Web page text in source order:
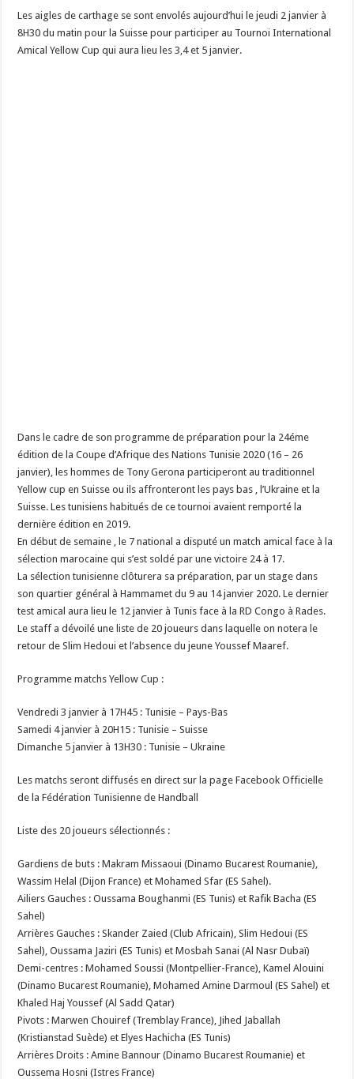
Les aigles de carthage se sont envolés aujourd’hui le jeudi 2 janvier à
8H30 du matin pour la Suisse pour participer au Tournoi International
Amical Yellow Cup qui aura lieu les 3,4 et 5 janvier.
Dans le cadre de son programme de préparation pour la 24éme
édition de la Coupe d’Afrique des Nations Tunisie 2020 (16 – 26
janvier), les hommes de Tony Gerona participeront au traditionnel
Yellow cup en Suisse ou ils affronteront les pays bas , l’Ukraine et la
Suisse. Les tunisiens habitués de ce tournoi avaient remporté la
dernière édition en 2019.
En début de semaine , le 7 national a disputé un match amical face à la
sélection marocaine qui s’est soldé par une victoire 24 à 17.
La sélection tunisienne clôturera sa préparation, par un stage dans
son quartier général à Hammamet du 9 au 14 janvier 2020. Le dernier
test amical aura lieu le 12 janvier à Tunis face à la RD Congo à Rades.
Le staff a dévoilé une liste de 20 joueurs dans laquelle on notera le
retour de Slim Hedoui et l’absence du jeune Youssef Maaref.
Programme matchs Yellow Cup :
Vendredi 3 janvier à 17H45 : Tunisie – Pays-Bas
Samedi 4 janvier à 20H15 : Tunisie – Suisse
Dimanche 5 janvier à 13H30 : Tunisie – Ukraine
Les matchs seront diffusés en direct sur la page Facebook Officielle
de la Fédération Tunisienne de Handball
Liste des 20 joueurs sélectionnés :
Gardiens de buts : Makram Missaoui (Dinamo Bucarest Roumanie),
Wassim Helal (Dijon France) et Mohamed Sfar (ES Sahel).
Ailiers Gauches : Oussama Boughanmi (ES Tunis) et Rafik Bacha (ES
Sahel)
Arrières Gauches : Skander Zaied (Club Africain), Slim Hedoui (ES
Sahel), Oussama Jaziri (ES Tunis) et Mosbah Sanai (Al Nasr Dubaï)
Demi-centres : Mohamed Soussi (Montpellier-France), Kamel Alouini
(Dinamo Bucarest Roumanie), Mohamed Amine Darmoul (ES Sahel) et
Khaled Haj Youssef (Al Sadd Qatar)
Pivots : Marwen Chouiref (Tremblay France), Jihed Jaballah
(Kristianstad Suède) et Elyes Hachicha (ES Tunis)
Arrières Droits : Amine Bannour (Dinamo Bucarest Roumanie) et
Oussema Hosni (Istres France)